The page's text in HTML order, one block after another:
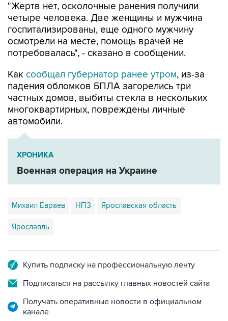
"Жертв нет, осколочные ранения получили
четыре человека. Две женщины и мужчина
госпитализированы, еще одного мужчину
осмотрели на месте, помощь врачей не
потребовалась", - сказано в сообщении.
Как сообщал губернатор ранее утром, из-за
падения обломков БПЛА загорелись три
частных домов, выбиты стекла в нескольких
многоквартирных, повреждены личные
автомобили.
ХРОНИКА
Военная операция на Украине
Михаил Евраев НПЗ Ярославская область
Ярославль
Купить подписку на профессиональную ленту
Подписаться на рассылку главных новостей сайта
Получать оперативные новости в официальном
канале